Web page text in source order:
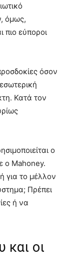
όμως,
πιο εύποροι
όσον
Κατά τον
ο
ο Mahoney.
το μέλλον
Πρέπει
ή να
και οι